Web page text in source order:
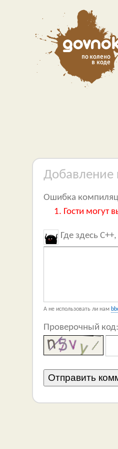
Добавление
Ошибка
Гости могут
Где здесь C++,
А не использовать ли нам
Проверочный код: